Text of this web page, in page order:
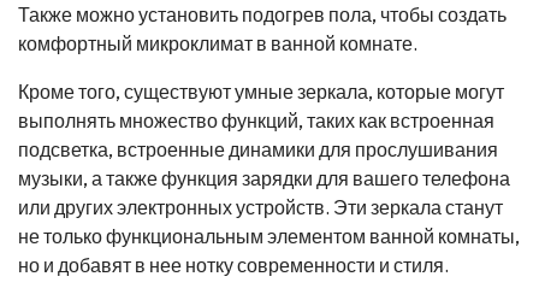
Также можно установить подогрев пола, чтобы создать
комфортный микроклимат в ванной комнате.
Кроме того, существуют умные зеркала, которые могут
выполнять множество функций, таких как встроенная
подсветка, встроенные динамики для прослушивания
музыки, а также функция зарядки для вашего телефона
или других электронных устройств. Эти зеркала станут
не только функциональным элементом ванной комнаты,
но и добавят в нее нотку современности и стиля.